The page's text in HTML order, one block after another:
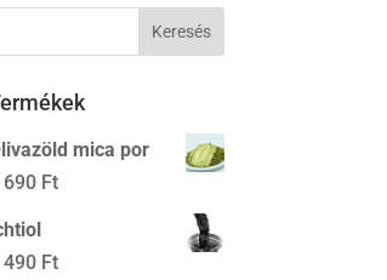
mica por
690 Ft
490 Ft